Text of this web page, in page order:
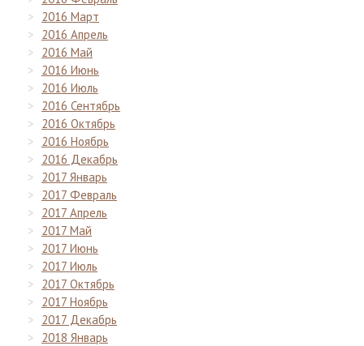
2016 Март
2016 Апрель
2016 Май
2016 Июнь
2016 Июль
2016 Сентябрь
2016 Октябрь
2016 Ноябрь
2016 Декабрь
2017 Январь
2017 Февраль
2017 Апрель
2017 Май
2017 Июнь
2017 Июль
2017 Октябрь
2017 Ноябрь
2017 Декабрь
2018 Январь